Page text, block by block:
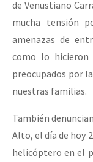
de Venustiano
mucha tensión
amenazas de
como lo hicieron
preocupados por
nuestras familias.
También
Alto, el día de hoy
helicóptero en el